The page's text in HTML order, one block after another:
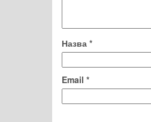
Назва *
Email *